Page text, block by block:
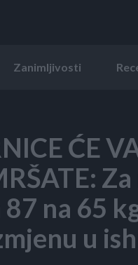
Zanimljivosti
ĆE
na 65
u